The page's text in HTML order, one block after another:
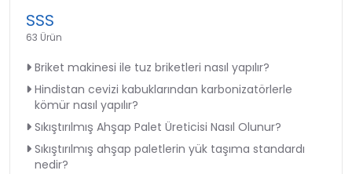
SSS
63 Ürün
Briket makinesi ile tuz briketleri nasıl yapılır?
Hindistan cevizi kabuklarından karbonizatörlerle
kömür nasıl yapılır?
Sıkıştırılmış Ahşap Palet Üreticisi Nasıl Olunur?
Sıkıştırılmış ahşap paletlerin yük taşıma standardı
nedir?